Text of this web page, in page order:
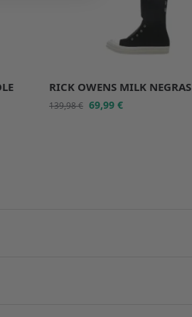
RICK OWENS MILK NEGRAS
139,98€ 69,99€